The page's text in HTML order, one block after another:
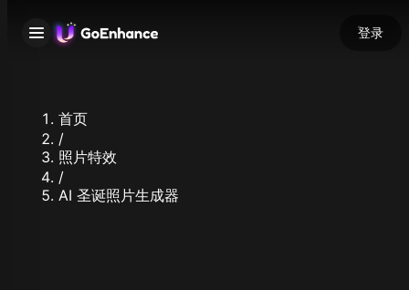
登录
首页
/
照片特效
/
AI 圣诞照片生成器